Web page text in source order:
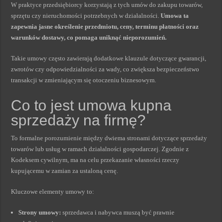
W praktyce przedsiębiorcy korzystają z tych umów do zakupu towarów,
sprzętu czy nieruchomości potrzebnych w działalności.Umowa ta
zapewnia jasne określenie przedmiotu, ceny, terminu płatności oraz
warunków dostawy, co pomaga uniknąć nieporozumień.
Takie umowy często zawierają dodatkowe klauzule dotyczące gwarancji,
zwrotów czy odpowiedzialności za wady, co zwiększa bezpieczeństwo
transakcji w zmieniającym się otoczeniu biznesowym.
Co to jest umowa kupna
sprzedaży na firmę?
To formalne porozumienie między dwiema stronami dotyczące sprzedaży
towarów lub usług w ramach działalności gospodarczej. Zgodnie z
Kodeksem cywilnym, ma na celu przekazanie własności rzeczy
kupującemu w zamian za ustaloną cenę.
Kluczowe elementy umowy to:
Strony umowy: sprzedawca i nabywca muszą być prawnie